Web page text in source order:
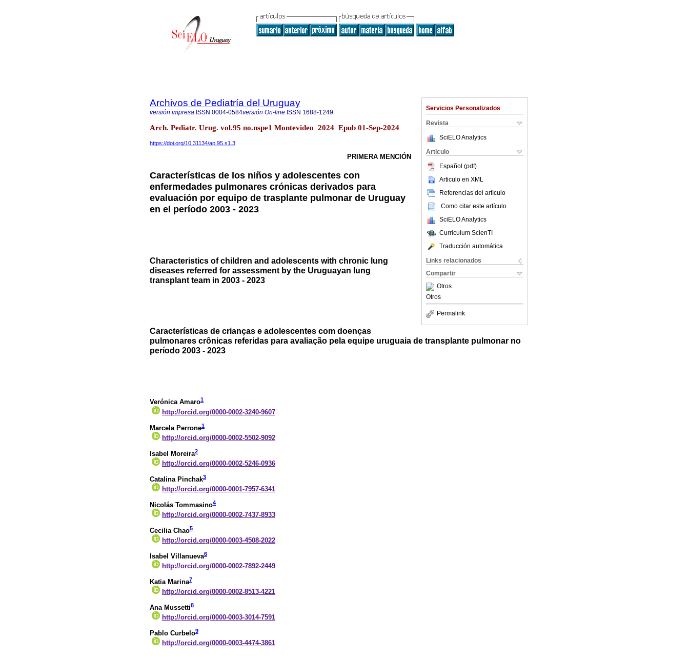
Servicios Personalizados
Revista
SciELO Analytics
Articulo
Español (pdf)
Articulo en XML
Referencias del artículo
Como citar este artículo
SciELO Analytics
Curriculum ScienTI
Traducción automática
Links relacionados
Compartir
Otros
Otros
Permalink
Archivos de Pediatría del Uruguay
versión impresa ISSN 0004-0584versión On-line ISSN 1688-1249
Arch. Pediatr. Urug. vol.95 no.nspe1 Montevideo 2024 Epub 01-Sep-2024
https://doi.org/10.31134/ap.95.s1.3
PRIMERA MENCIÓN
Características de los niños y adolescentes con
enfermedades pulmonares crónicas derivados para
evaluación por equipo de trasplante pulmonar de Uruguay
en el período 2003 - 2023
Characteristics of children and adolescents with chronic lung
diseases referred for assessment by the Uruguayan lung
transplant team in 2003 - 2023
Características de crianças e adolescentes com doenças
pulmonares crônicas referidas para avaliação pela equipe uruguaia de transplante pulmonar no
período 2003 - 2023
Verónica Amaro1
http://orcid.org/0000-0002-3240-9607
Marcela Perrone1
http://orcid.org/0000-0002-5502-9092
Isabel Moreira2
http://orcid.org/0000-0002-5246-0936
Catalina Pinchak3
http://orcid.org/0000-0001-7957-6341
Nicolás Tommasino4
http://orcid.org/0000-0002-7437-8933
Cecilia Chao5
http://orcid.org/0000-0003-4508-2022
Isabel Villanueva6
http://orcid.org/0000-0002-7892-2449
Katia Marina7
http://orcid.org/0000-0002-8513-4221
Ana Mussetti8
http://orcid.org/0000-0003-3014-7591
Pablo Curbelo9
http://orcid.org/0000-0003-4474-3861